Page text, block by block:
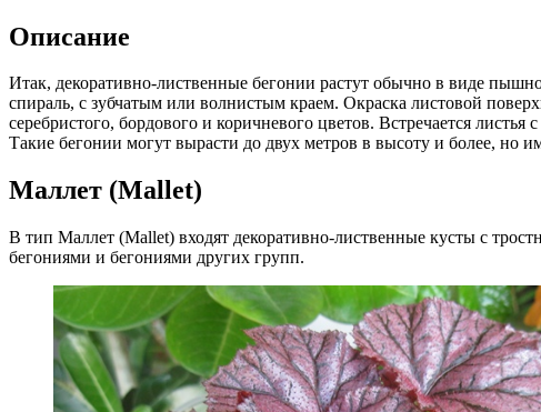
Описание
Итак, декоративно-лиственные бегонии растут обычно в виде
спираль, с зубчатым или волнистым краем. Окраска листовой
серебристого, бордового и коричневого цветов. Встречается
Такие бегонии могут вырасти до двух метров в высоту и более, но
Маллет (Mallet)
В тип Маллет (Mallet) входят декоративно-лиственные кусты с
бегониями и бегониями других групп.